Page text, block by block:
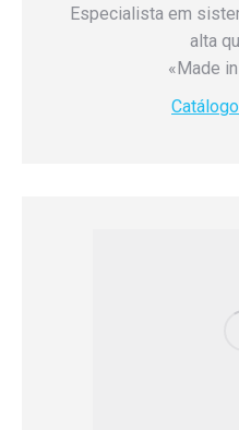
Especialista em
alta
«Made